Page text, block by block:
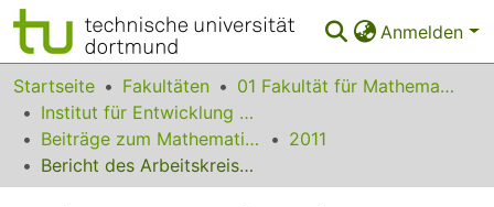
Anmelden
Bereiche & Sammlungen
Das gesamte Repositorium
Statistiken
Startseite Fakultäten
01 Fakultät für Mathematik
Institut für Entwicklung und Erforschung des Mathematikunterrichts
Beiträge zum Mathematikunterricht
2011
Bericht des Arbeitskreises "Vernetzungen im Mathematikunterricht"